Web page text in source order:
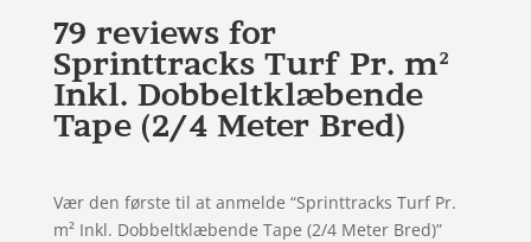
79 reviews for
Sprinttracks Turf Pr. m²
Inkl. Dobbeltklæbende
Tape (2/4 Meter Bred)
Vær den første til at anmelde “Sprinttracks Turf Pr.
m² Inkl. Dobbeltklæbende Tape (2/4 Meter Bred)”